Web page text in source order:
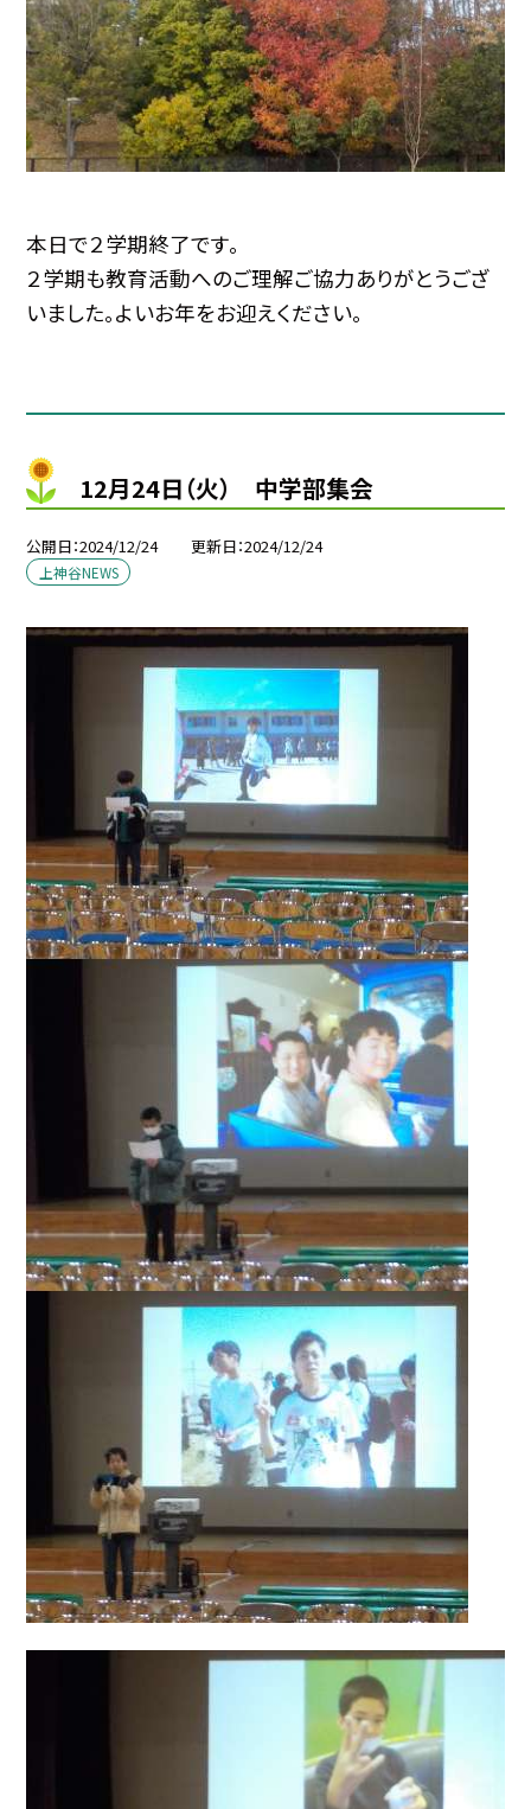
本日で２学期終了です。
２学期も教育活動へのご理解ご協力ありがとうござ
いました。よいお年をお迎えください。
12月24日（火） 中学部集会
公開日 2024/12/24 更新日 2024/12/24
上神谷NEWS